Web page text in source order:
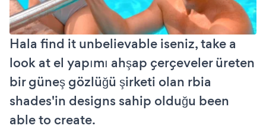
Hala find it unbelievable iseniz, take a
look at el yapımı ahşap çerçeveler üreten
bir güneş gözlüğü şirketi olan rbia
shades'in designs sahip olduğu been
able to create.